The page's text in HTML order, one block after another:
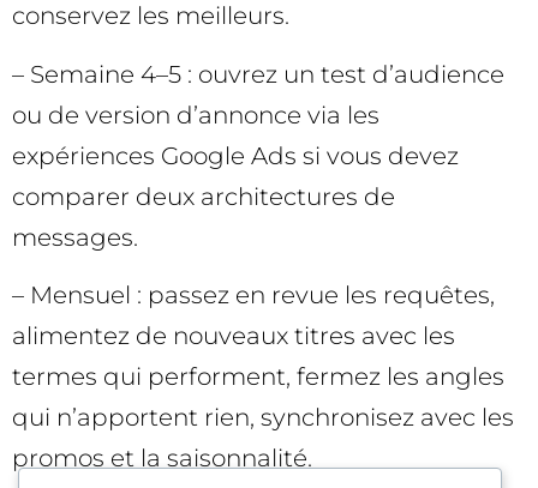
conservez les meilleurs.
– Semaine 4–5 : ouvrez un test d’audience
ou de version d’annonce via les
expériences Google Ads si vous devez
comparer deux architectures de
messages.
– Mensuel : passez en revue les requêtes,
alimentez de nouveaux titres avec les
termes qui performent, fermez les angles
qui n’apportent rien, synchronisez avec les
promos et la saisonnalité.